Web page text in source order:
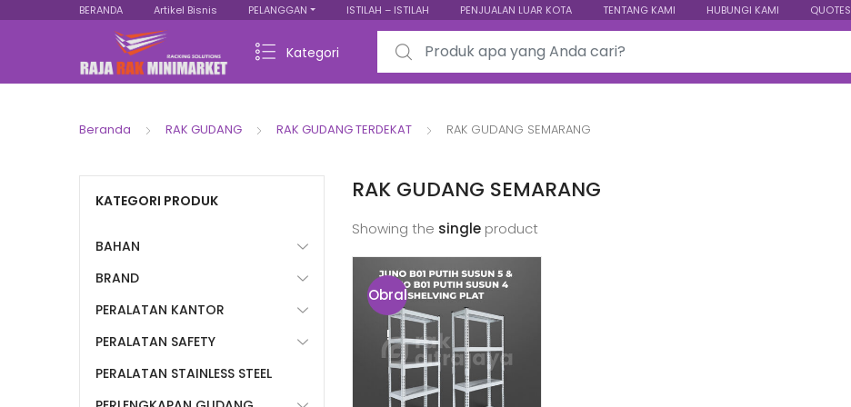
BERANDA Artikel Bisnis PELANGGAN ISTILAH – ISTILAH PENJUALAN LUAR KOTA TENTANG KAMI HUBUNGI KAMI QUOTES
Kategori
Search for:
Beranda RAK GUDANG RAK GUDANG TERDEKAT RAK GUDANG SEMARANG
RAK GUDANG SEMARANG
Showing the single product
Obral
!
KATEGORI PRODUK
BAHAN
BRAND
PERALATAN KANTOR
PERALATAN SAFETY
PERALATAN STAINLESS STEEL